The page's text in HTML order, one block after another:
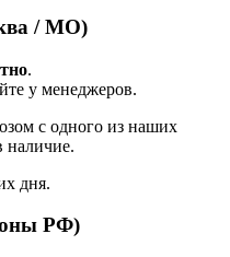
/ МО)
.
у менеджеров.
с одного из наших
наличие.
дня.
РФ)